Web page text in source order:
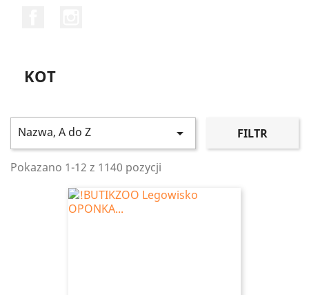
KOT
Nazwa, A do Z  FILTR
Pokazano 1-12 z 1140 pozycji